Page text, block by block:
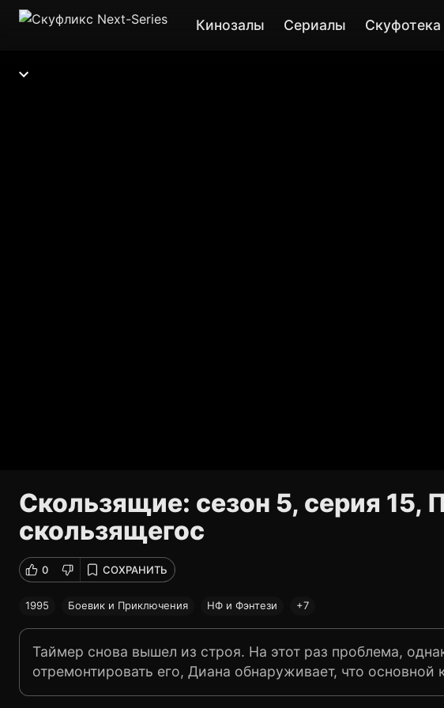
Кинозалы Сериалы Скуфотека
Скользящие: сезон 5, серия 15,
скользящегос
0 СОХРАНИТЬ
1995 Боевик и Приключения НФ и Фэнтези +7
Таймер снова вышел из строя. На этот раз проблема,
отремонтировать его, Диана обнаруживает, что основной